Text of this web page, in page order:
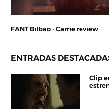
FANT Bilbao - Carrie review
ENTRADAS
Clip